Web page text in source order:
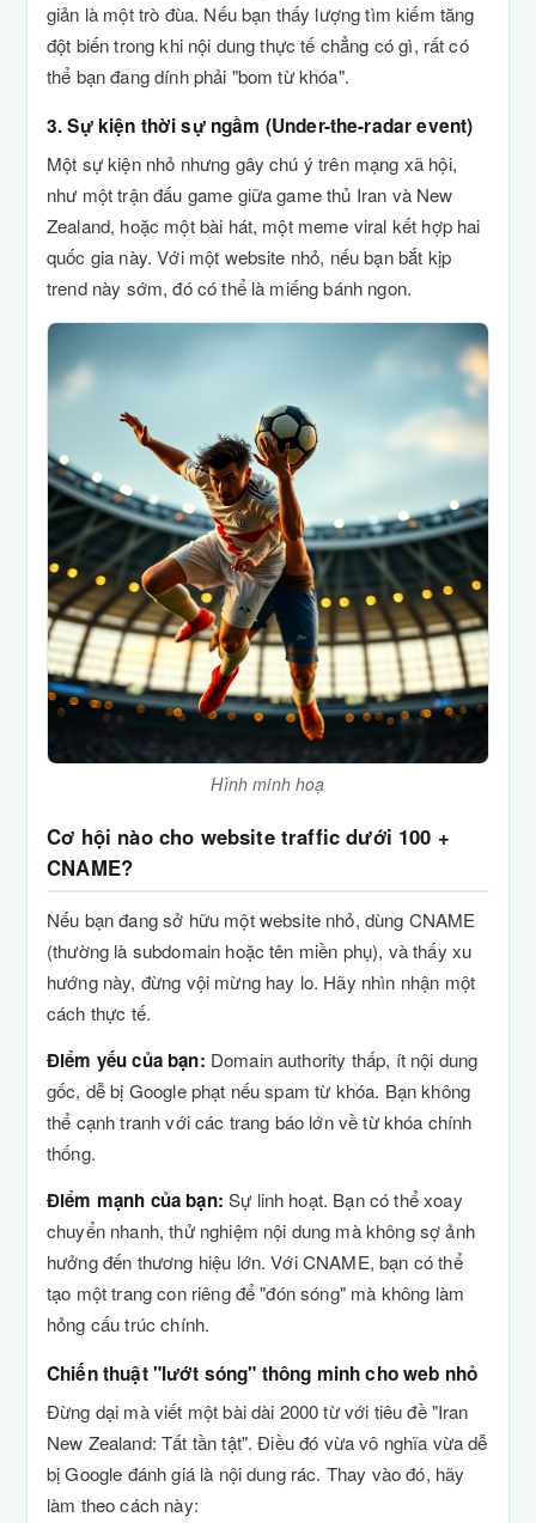
giản là một trò đùa. Nếu bạn thấy lượng tìm kiếm tăng
đột biến trong khi nội dung thực tế chẳng có gì, rất có
thể bạn đang dính phải "bom từ khóa".
3. Sự kiện thời sự ngầm (Under-the-radar event)
Một sự kiện nhỏ nhưng gây chú ý trên mạng xã hội,
như một trận đấu game giữa game thủ Iran và New
Zealand, hoặc một bài hát, một meme viral kết hợp hai
quốc gia này. Với một website nhỏ, nếu bạn bắt kịp
trend này sớm, đó có thể là miếng bánh ngon.
Hình minh hoạ
Cơ hội nào cho website traffic dưới 100 +
CNAME?
Nếu bạn đang sở hữu một website nhỏ, dùng CNAME
(thường là subdomain hoặc tên miền phụ), và thấy xu
hướng này, đừng vội mừng hay lo. Hãy nhìn nhận một
cách thực tế.
Điểm yếu của bạn: Domain authority thấp, ít nội dung
gốc, dễ bị Google phạt nếu spam từ khóa. Bạn không
thể cạnh tranh với các trang báo lớn về từ khóa chính
thống.
Điểm mạnh của bạn: Sự linh hoạt. Bạn có thể xoay
chuyển nhanh, thử nghiệm nội dung mà không sợ ảnh
hưởng đến thương hiệu lớn. Với CNAME, bạn có thể
tạo một trang con riêng để "đón sóng" mà không làm
hỏng cấu trúc chính.
Chiến thuật "lướt sóng" thông minh cho web nhỏ
Đừng dại mà viết một bài dài 2000 từ với tiêu đề "Iran
New Zealand: Tất tần tật". Điều đó vừa vô nghĩa vừa dễ
bị Google đánh giá là nội dung rác. Thay vào đó, hãy
làm theo cách này: